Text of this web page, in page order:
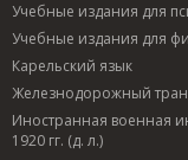
Учебные издания для
Учебные издания для
Карельский язык
Железнодорожный
Иностранная военная
1920 гг. (д. л.)